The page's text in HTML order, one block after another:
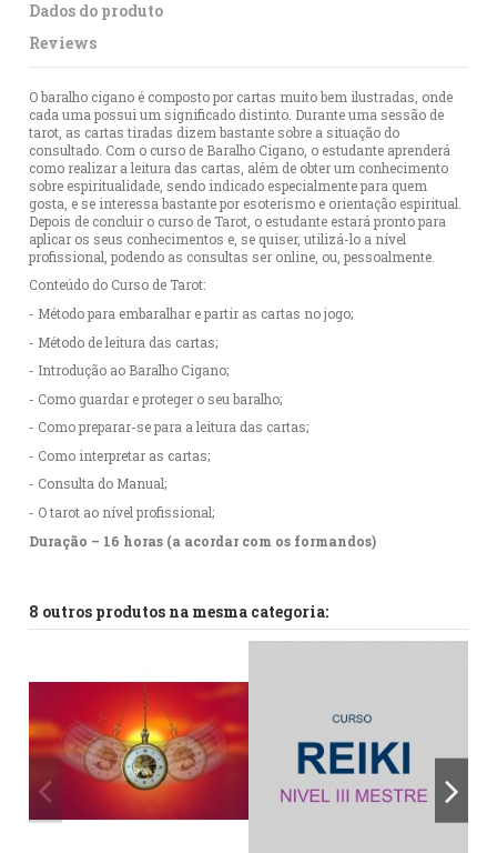
Dados do produto
Reviews
O baralho cigano é composto por cartas muito bem ilustradas, onde
cada uma possui um significado distinto. Durante uma sessão de
tarot, as cartas tiradas dizem bastante sobre a situação do
consultado. Com o curso de Baralho Cigano, o estudante aprenderá
como realizar a leitura das cartas, além de obter um conhecimento
sobre espiritualidade, sendo indicado especialmente para quem
gosta, e se interessa bastante por esoterismo e orientação espiritual.
Depois de concluir o curso de Tarot, o estudante estará pronto para
aplicar os seus conhecimentos e, se quiser, utilizá-lo a nível
profissional, podendo as consultas ser online, ou, pessoalmente.
Conteúdo do Curso de Tarot:
- Método para embaralhar e partir as cartas no jogo;
- Método de leitura das cartas;
- Introdução ao Baralho Cigano;
- Como guardar e proteger o seu baralho;
- Como preparar-se para a leitura das cartas;
- Como interpretar as cartas;
- Consulta do Manual;
- O tarot ao nível profissional;
Duração – 16 horas (a acordar com os formandos)
8 outros produtos na mesma categoria: